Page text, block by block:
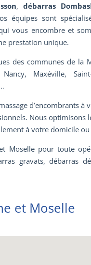
,débarras
équipes sont
vous encombre et
prestation unique.
des communes de la
Maxéville, Saint-
d’encombrants à
Nous optimisons
à votre domicile
Moselle pour toute
gravats, débarras
et Moselle